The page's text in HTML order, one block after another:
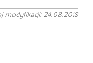
modyfikacji: 24.08.2018